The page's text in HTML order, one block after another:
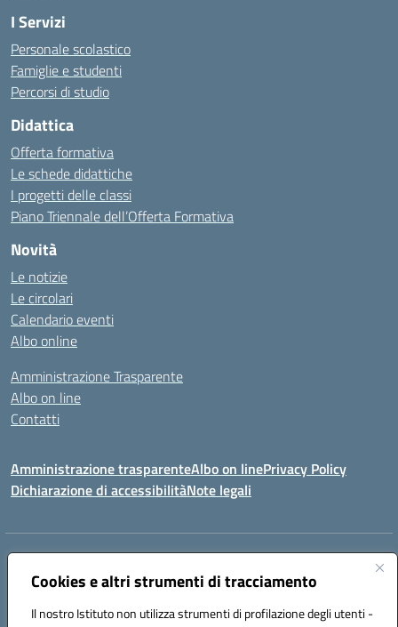
Cookies e altri strumenti di tracciamento
Il nostro Istituto non utilizza strumenti di profilazione degli utenti -
I Servizi
Personale scolastico
Famiglie e studenti
Percorsi di studio
Didattica
Offerta formativa
Le schede didattiche
I progetti delle classi
Piano Triennale dell’Offerta Formativa
Novità
Le notizie
Le circolari
Calendario eventi
Albo online
Amministrazione Trasparente
Albo on line
Contatti
Amministrazione trasparenteAlbo on linePrivacy Policy
Dichiarazione di accessibilitàNote legali
Indirizzo:
Centralino:078170786 Email:caic875002@istruzione.it